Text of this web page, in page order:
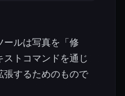
ルは写真を「修
トコマンドを通じ
張するためのもので